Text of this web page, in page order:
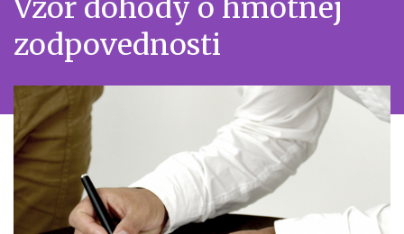
Vzor dohody o hmotnej
zodpovednosti